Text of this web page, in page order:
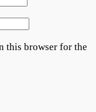
this browser for the